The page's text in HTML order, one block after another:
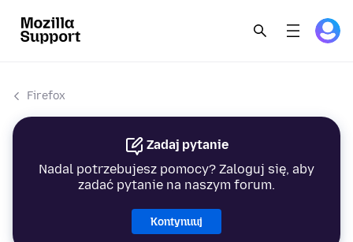
Firefox
Zadaj pytanie
Nadal potrzebujesz pomocy? Zaloguj się, aby
zadać pytanie na naszym forum.
Kontynuuj